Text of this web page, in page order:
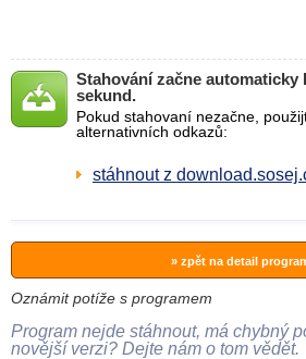
Stahování začne automaticky
sekund.
Pokud stahovaní nezačne,
alternativních odkazů:
stáhnout z
» zpět na detail
Oznámit potíže s programem
Program nejde stáhnout, má chybný
novější verzi? Dejte nám o tom vědět.